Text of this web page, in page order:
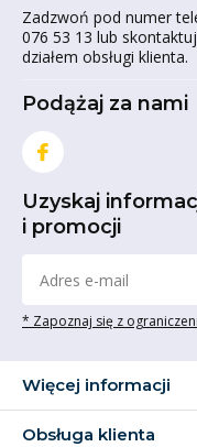
Zadzwoń pod numer
076 53 13 lub
działem obsługi klienta.
Podążaj za nami
Uzyskaj
i promocji
* Zapoznaj się z
Więcej informacji
Obsługa klienta